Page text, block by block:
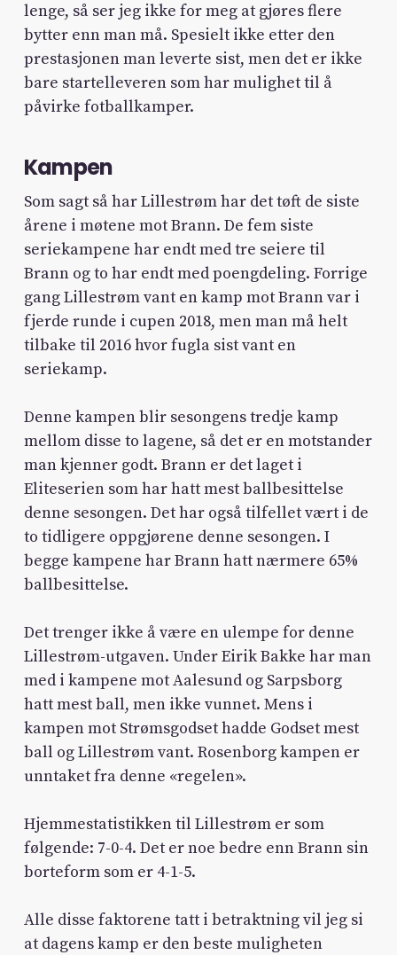
lenge, så ser jeg ikke for meg at gjøres flere
bytter enn man må. Spesielt ikke etter den
prestasjonen man leverte sist, men det er ikke
bare startelleveren som har mulighet til å
påvirke fotballkamper.
Kampen
Som sagt så har Lillestrøm har det tøft de siste
årene i møtene mot Brann. De fem siste
seriekampene har endt med tre seiere til
Brann og to har endt med poengdeling. Forrige
gang Lillestrøm vant en kamp mot Brann var i
fjerde runde i cupen 2018, men man må helt
tilbake til 2016 hvor fugla sist vant en
seriekamp.
Denne kampen blir sesongens tredje kamp
mellom disse to lagene, så det er en motstander
man kjenner godt. Brann er det laget i
Eliteserien som har hatt mest ballbesittelse
denne sesongen. Det har også tilfellet vært i de
to tidligere oppgjørene denne sesongen. I
begge kampene har Brann hatt nærmere 65%
ballbesittelse.
Det trenger ikke å være en ulempe for denne
Lillestrøm-utgaven. Under Eirik Bakke har man
med i kampene mot Aalesund og Sarpsborg
hatt mest ball, men ikke vunnet. Mens i
kampen mot Strømsgodset hadde Godset mest
ball og Lillestrøm vant. Rosenborg kampen er
unntaket fra denne «regelen».
Hjemmestatistikken til Lillestrøm er som
følgende: 7-0-4. Det er noe bedre enn Brann sin
borteform som er 4-1-5.
Alle disse faktorene tatt i betraktning vil jeg si
at dagens kamp er den beste muligheten